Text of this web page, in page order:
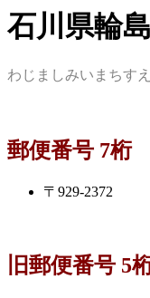
石川県輪
わじましみいまちすえ
郵便番号 7桁
〒929-2372
旧郵便番号 5